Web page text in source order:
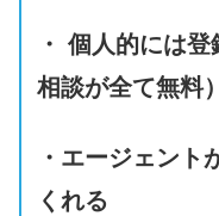
・ 個人的には
相談が全て無料）
・エージェント
くれる